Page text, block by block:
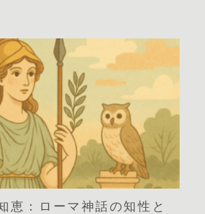
恵：ローマ神話の知性と